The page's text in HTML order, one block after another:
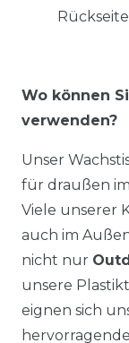
Wo können
verwenden?
Unser
für draußen im
Viele unserer
auch im
nicht nur
unsere
eignen sich